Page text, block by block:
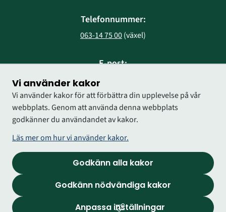
Vi använder kakor
Vi använder kakor för att förbättra din upplevelse på vår
webbplats. Genom att använda denna webbplats
godkänner du användandet av kakor.
Läs mer om hur vi använder kakor.
Godkänn alla kakor
Godkänn nödvändiga kakor
Anpassa inställningar
Telefonnummer:
063-14 75 00 (växel)
E-post:
region@regionjh.se